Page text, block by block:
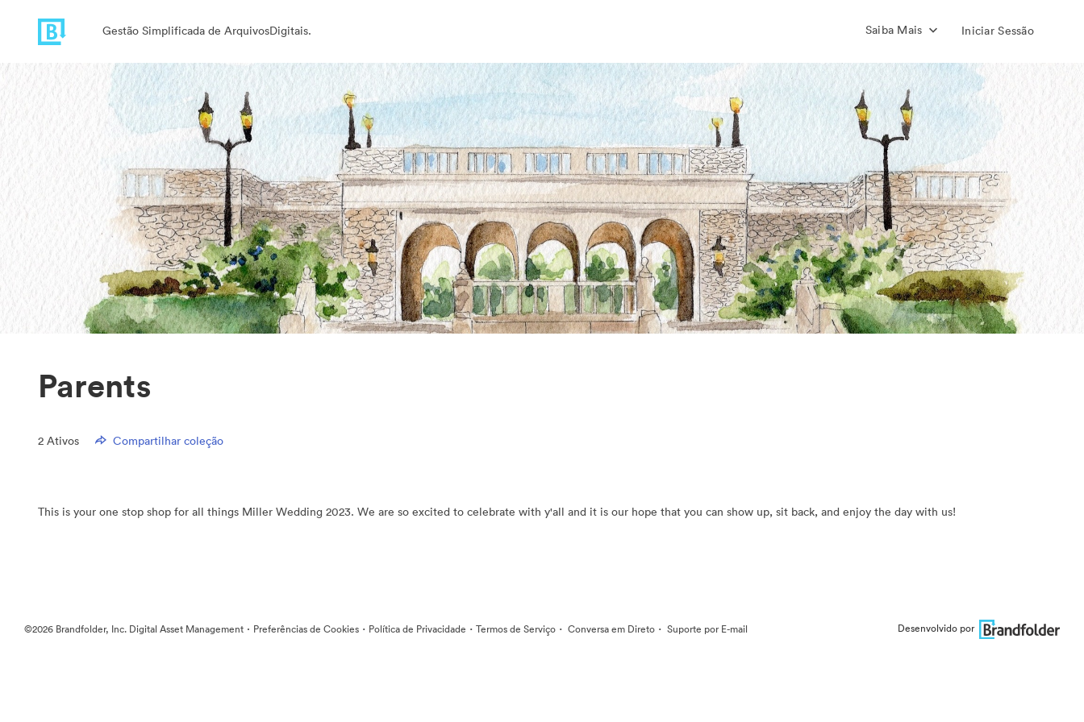
Gestão Simplificada de ArquivosDigitais. Saiba Mais Iniciar Sessão
Parents
2 Ativos Compartilhar coleção
This is your one stop shop for all things Miller Wedding 2023. We are so excited to celebrate with y'all and it is our hope that you can show up, sit back, and enjoy the day with us!
©2026 Brandfolder, Inc. Digital Asset Management · Preferências de Cookies · Política de Privacidade · Termos de Serviço · Conversa em Direto · Suporte por E-mail Desenvolvido por